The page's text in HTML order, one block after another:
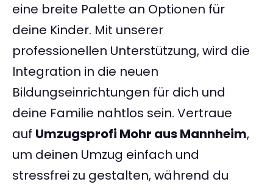
eine breite Palette an Optionen für
deine Kinder. Mit unserer
professionellen Unterstützung, wird die
Integration in die neuen
Bildungseinrichtungen für dich und
deine Familie nahtlos sein. Vertraue
auf Umzugsprofi Mohr aus Mannheim,
um deinen Umzug einfach und
stressfrei zu gestalten, während du